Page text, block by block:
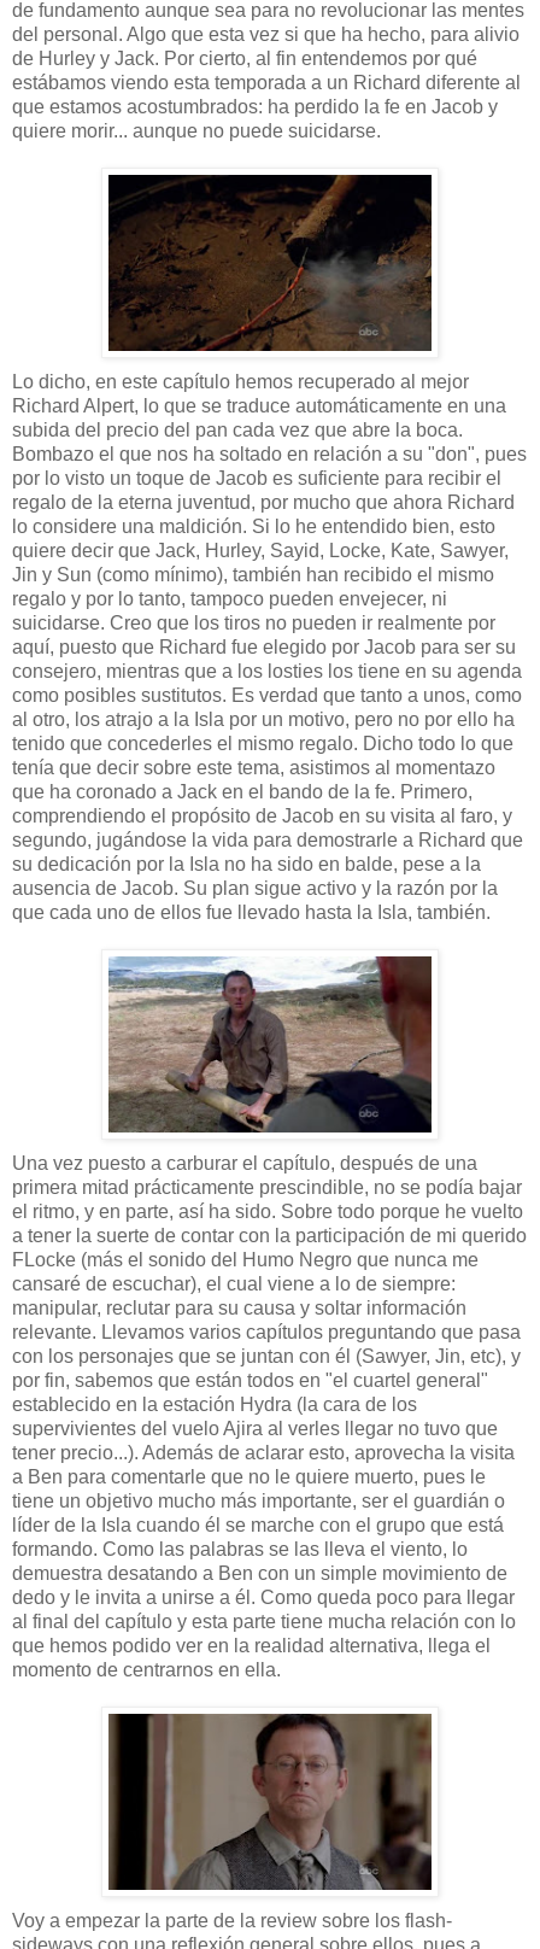
de fundamento aunque sea para no revolucionar las mentes
del personal. Algo que esta vez si que ha hecho, para alivio
de Hurley y Jack. Por cierto, al fin entendemos por qué
estábamos viendo esta temporada a un Richard diferente al
que estamos acostumbrados: ha perdido la fe en Jacob y
quiere morir... aunque no puede suicidarse.
Lo dicho, en este capítulo hemos recuperado al mejor
Richard Alpert, lo que se traduce automáticamente en una
subida del precio del pan cada vez que abre la boca.
Bombazo el que nos ha soltado en relación a su "don", pues
por lo visto un toque de Jacob es suficiente para recibir el
regalo de la eterna juventud, por mucho que ahora Richard
lo considere una maldición. Si lo he entendido bien, esto
quiere decir que Jack, Hurley, Sayid, Locke, Kate, Sawyer,
Jin y Sun (como mínimo), también han recibido el mismo
regalo y por lo tanto, tampoco pueden envejecer, ni
suicidarse. Creo que los tiros no pueden ir realmente por
aquí, puesto que Richard fue elegido por Jacob para ser su
consejero, mientras que a los losties los tiene en su agenda
como posibles sustitutos. Es verdad que tanto a unos, como
al otro, los atrajo a la Isla por un motivo, pero no por ello ha
tenido que concederles el mismo regalo. Dicho todo lo que
tenía que decir sobre este tema, asistimos al momentazo
que ha coronado a Jack en el bando de la fe. Primero,
comprendiendo el propósito de Jacob en su visita al faro, y
segundo, jugándose la vida para demostrarle a Richard que
su dedicación por la Isla no ha sido en balde, pese a la
ausencia de Jacob. Su plan sigue activo y la razón por la
que cada uno de ellos fue llevado hasta la Isla, también.
Una vez puesto a carburar el capítulo, después de una
primera mitad prácticamente prescindible, no se podía bajar
el ritmo, y en parte, así ha sido. Sobre todo porque he vuelto
a tener la suerte de contar con la participación de mi querido
FLocke (más el sonido del Humo Negro que nunca me
cansaré de escuchar), el cual viene a lo de siempre:
manipular, reclutar para su causa y soltar información
relevante. Llevamos varios capítulos preguntando que pasa
con los personajes que se juntan con él (Sawyer, Jin, etc), y
por fin, sabemos que están todos en "el cuartel general"
establecido en la estación Hydra (la cara de los
supervivientes del vuelo Ajira al verles llegar no tuvo que
tener precio...). Además de aclarar esto, aprovecha la visita
a Ben para comentarle que no le quiere muerto, pues le
tiene un objetivo mucho más importante, ser el guardián o
líder de la Isla cuando él se marche con el grupo que está
formando. Como las palabras se las lleva el viento, lo
demuestra desatando a Ben con un simple movimiento de
dedo y le invita a unirse a él. Como queda poco para llegar
al final del capítulo y esta parte tiene mucha relación con lo
que hemos podido ver en la realidad alternativa, llega el
momento de centrarnos en ella.
Voy a empezar la parte de la review sobre los flash-